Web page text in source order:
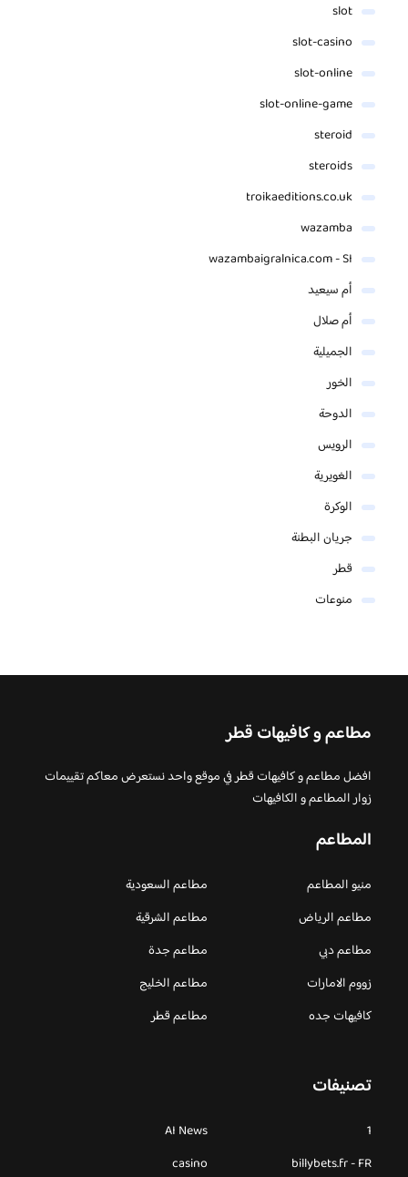
slot
slot-casino
slot-online
slot-online-game
steroid
steroids
troikaeditions.co.uk
wazamba
wazambaigralnica.com - SI
أم سيعيد
أم صلال
الجميلية
الخور
الدوحة
الرويس
الغويرية
الوكرة
جريان البطنة
قطر
منوعات
مطاعم و كافيهات قطر
افضل مطاعم و كافيهات قطر في موقع واحد نستعرض معاكم تقييمات
زوار المطاعم و الكافيهات
المطاعم
منيو المطاعم
مطاعم السعودية
مطاعم الرياض
مطاعم الشرقية
مطاعم دبي
مطاعم جدة
زووم الامارات
مطاعم الخليج
كافيهات جده
مطاعم قطر
تصنيفات
1
AI News
billybets.fr - FR
casino